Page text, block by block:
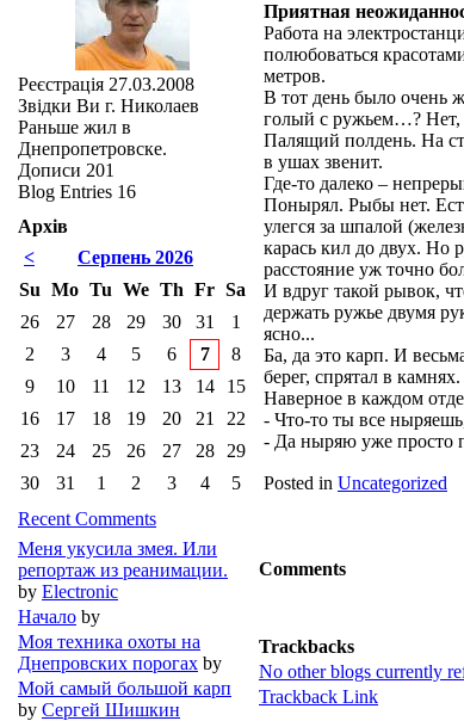
Приятная
Работа на
полюбоваться
метров.
В тот день было очень
голый с ружьем…? Нет,
Палящий полдень. На
в ушах звенит.
Где-то далеко –
Понырял. Рыбы нет.
улегся за шпалой
карась кил до двух. Но
расстояние уж точно
И вдруг такой рывок,
держать ружье двумя
ясно...
Ба, да это карп. И
берег, спрятал в
Наверное в каждом
- Что-то ты все
- Да ныряю уже просто
Posted in Uncategorized
Comments
Trackbacks
No other blogs currently
Trackback Link
Реєстрація 27.03.2008
Звідки Ви г. Николаев
Раньше жил в
Днепропетровске.
Дописи 201
Blog Entries 16
Архів
<
Серпень 2026
Su Mo Tu We Th Fr Sa
26
27 28 29 30 31
1
2
3 4 5 6 7
8
9
10 11 12 13 14
15
16
17 18 19 20 21
22
23
24 25 26 27 28
29
30
31 1 2 3 4
5
Recent Comments
Меня укусила змея. Или
репортаж из реанимации.
by Electronic
Начало by
Моя техника охоты на
Днепровских порогах by
Мой самый большой карп
by Сергей Шишкин